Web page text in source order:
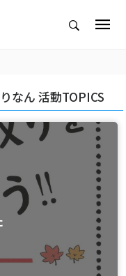
なん 活動TOPICS